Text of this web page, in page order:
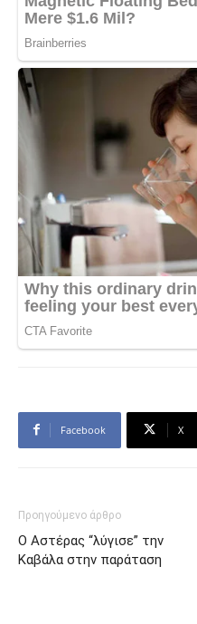
Facebook X
Προηγούμενο άρθρο
Ο Αστέρας “λύγισε” την
Καβάλα στην παράταση